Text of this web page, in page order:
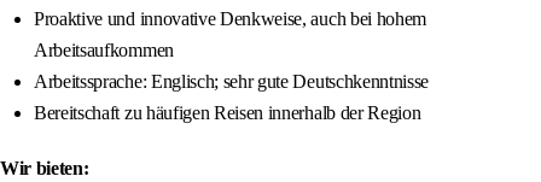
Proaktive und innovative Denkweise, auch bei hohem
Arbeitsaufkommen
Arbeitssprache: Englisch; sehr gute Deutschkenntnisse
Bereitschaft zu häufigen Reisen innerhalb der Region
Wir bieten: